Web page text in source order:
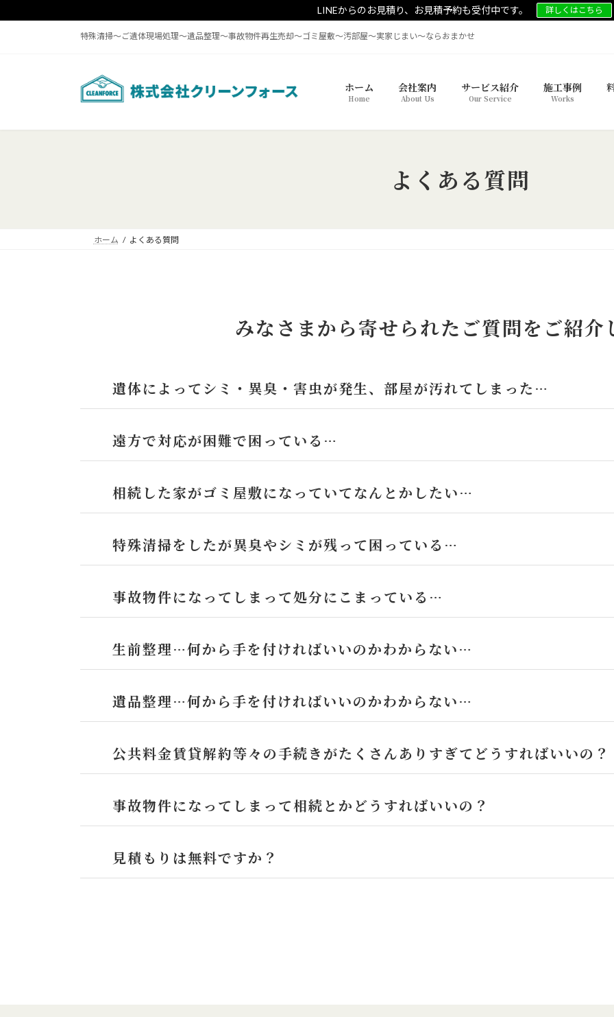
ン
ビ
LINEからのお見積り、お見積予約も受付中です。 詳しくはこちら
特殊清掃〜ご遺体現場処理～遺品整理～事故物件再生売却～ゴミ屋敷～汚部屋〜実家じまい〜ならおまかせ
ホーム
Home
会社案内
About Us
サービス紹介
Our Service
施工事例
Works
よくある質問
ホーム よくある質問
みなさまから寄せられたご質問をご紹介
遺体によってシミ・異臭・害虫が発生、部屋が汚れてしまった…
遠方で対応が困難で困っている…
相続した家がゴミ屋敷になっていてなんとかしたい…
特殊清掃をしたが異臭やシミが残って困っている…
事故物件になってしまって処分にこまっている…
生前整理…何から手を付ければいいのかわからない…
遺品整理…何から手を付ければいいのかわからない…
公共料金賃貸解約等々の手続きがたくさんありすぎてどうすればいいの？
事故物件になってしまって相続とかどうすればいいの？
見積もりは無料ですか？